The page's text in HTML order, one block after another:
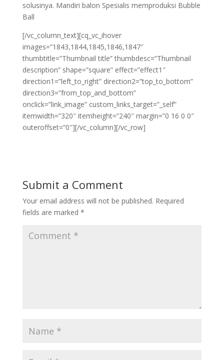
solusinya. Mandiri balon Spesialis memproduksi Bubble
Ball
[/vc_column_text][cq_vc_ihover
images=”1843,1844,1845,1846,1847″
thumbtitle=”Thumbnail title” thumbdesc=”Thumbnail
description” shape=”square” effect=”effect1″
direction1=”left_to_right” direction2=”top_to_bottom”
direction3=”from_top_and_bottom”
onclick=”link_image” custom_links_target=”_self”
itemwidth=”320″ itemheight=”240″ margin=”0 16 0 0″
outeroffset=”0″][/vc_column][/vc_row]
Submit a Comment
Your email address will not be published. Required
fields are marked *